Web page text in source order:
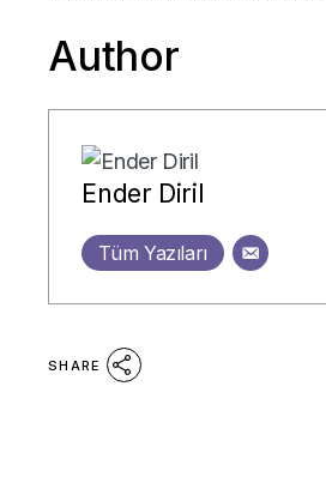
Author
Ender Diril
Tüm Yazıları
SHARE